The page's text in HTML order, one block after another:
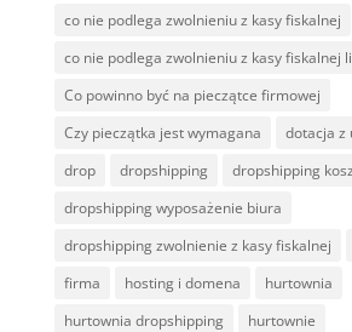
co nie podlega zwolnieniu z kasy fiskalnej
co nie podlega zwolnieniu z kasy fiskalnej
Co powinno być na pieczątce firmowej
Czy pieczątka jest wymagana
dotacja z
drop
dropshipping
dropshipping
dropshipping wyposażenie biura
dropshipping zwolnienie z kasy fiskalnej
firma
hosting i domena
hurtownia
hurtownia dropshipping
hurtownie